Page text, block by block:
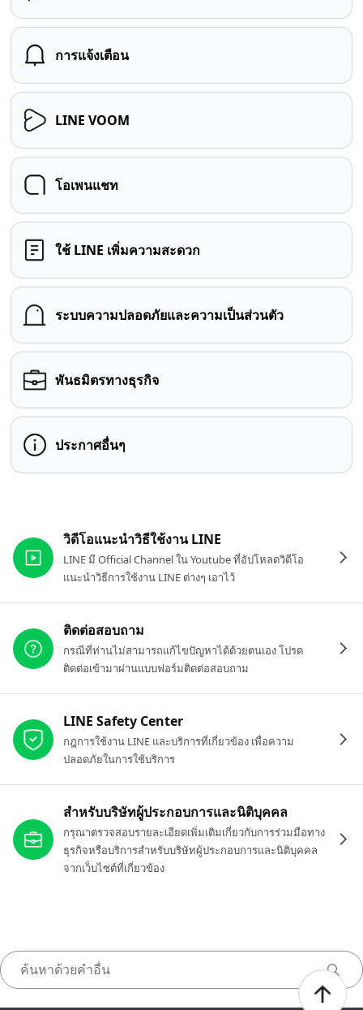
การแจ้งเตือน
LINE VOOM
โอเพนแชท
ใช้ LINE เพิ่มความสะดวก
ระบบความปลอดภัยและความเป็นส่วนตัว
พันธมิตรทางธุรกิจ
ประกาศอื่นๆ
วิดีโอแนะนำวิธีใช้งาน LINE
LINE มี Official Channel ใน Youtube ที่อัปโหลดวิดีโอ
แนะนำวิธีการใช้งาน LINE ต่างๆ เอาไว้
ติดต่อสอบถาม
กรณีที่ท่านไม่สามารถแก้ไขปัญหาได้ด้วยตนเอง โปรด
ติดต่อเข้ามาผ่านแบบฟอร์มติดต่อสอบถาม
LINE Safety Center
กฎการใช้งาน LINE และบริการที่เกี่ยวข้อง เพื่อความ
ปลอดภัยในการใช้บริการ
สำหรับบริษัทผู้ประกอบการและนิติบุคคล
กรุณาตรวจสอบรายละเอียดเพิ่มเติมเกี่ยวกับการร่วมมือทาง
ธุรกิจหรือบริการสำหรับบริษัทผู้ประกอบการและนิติบุคคล
จากเว็บไซต์ที่เกี่ยวข้อง